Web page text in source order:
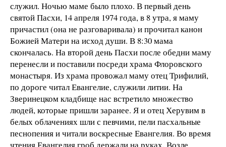
служил. Ночью маме было плохо. В первый день
святой Пасхи, 14 апреля 1974 года, в 8 утра, я маму
причастил (она не разговаривала) и прочитал канон
Божией Матери на исход души. В 8:30 мама
скончалась. На второй день Пасхи после обедни маму
перенесли и поставили посреди храма Флоровского
монастыря. Из храма провожал маму отец Трифилий,
по дороге читал Евангелие, служили литии. На
Зверинецком кладбище нас встретило множество
людей, которые пришли заранее. Я и отец Херувим в
белых облачениях шли с певчими, пели пасхальные
песнопения и читали воскресные Евангелия. Во время
чтения Евангелия гроб держали на руках. Возле